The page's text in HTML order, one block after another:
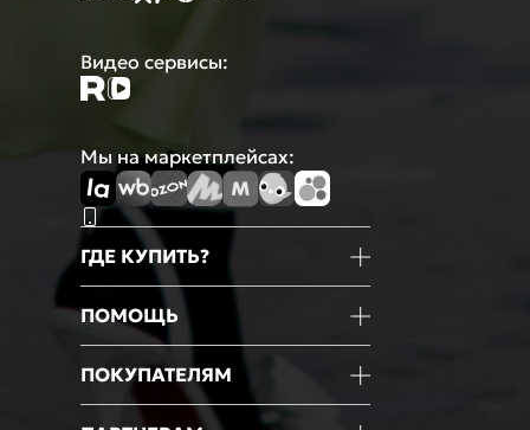
Видео сервисы:
Мы на маркетплейсах:
ГДЕ КУПИТЬ?
Маркетплейсы
ПОМОЩЬ
Информация о товаре
Оформление покупки
ПОКУПАТЕЛЯМ